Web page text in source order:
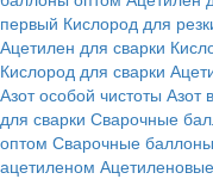
первый Кислород для
Ацетилен для сварки
Кислород для сварки
Азот особой чистоты Азот
для сварки Сварочные
оптом Сварочные
ацетиленом